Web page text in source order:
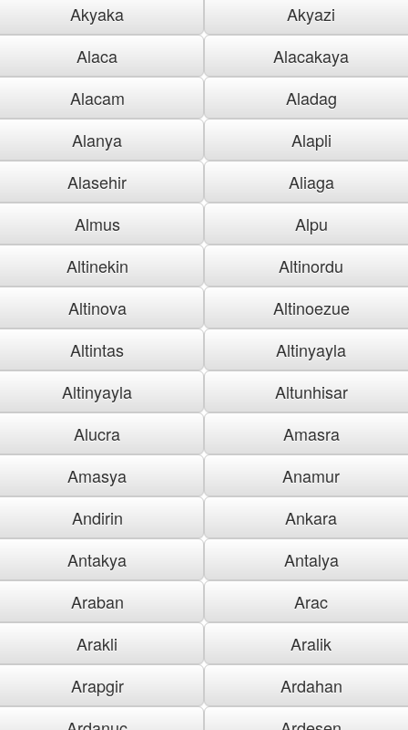
Akyaka
Akyazi
Alaca
Alacakaya
Alacam
Aladag
Alanya
Alapli
Alasehir
Aliaga
Almus
Alpu
Altinekin
Altinordu
Altinova
Altinoezue
Altintas
Altinyayla
Altinyayla
Altunhisar
Alucra
Amasra
Amasya
Anamur
Andirin
Ankara
Antakya
Antalya
Araban
Arac
Arakli
Aralik
Arapgir
Ardahan